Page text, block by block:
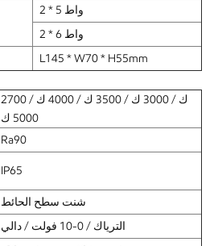
2 * 5 واط
2 * 6 واط
L145 * W70 * H55mm
2700 ك / 3000 ك / 3500 ك / 4000 ك /
5000 ك
Ra90
IP65
شنت سطح الحائط
الترياك / 0-10 فولت / دالي